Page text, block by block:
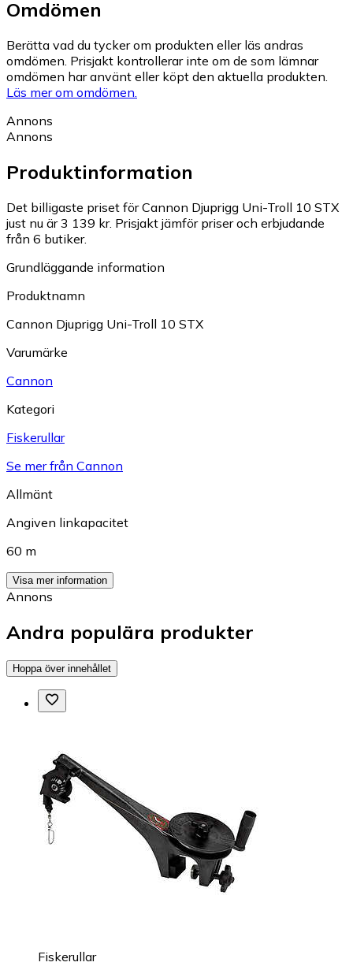
Omdömen
Berätta vad du tycker om produkten eller läs andras
omdömen. Prisjakt kontrollerar inte om de som lämnar
omdömen har använt eller köpt den aktuella produkten.
Läs mer om omdömen.
Annons
Annons
Produktinformation
Det billigaste priset för Cannon Djuprigg Uni-Troll 10 STX
just nu är 3 139 kr. Prisjakt jämför priser och erbjudande
från 6 butiker.
Grundläggande information
Produktnamn
Cannon Djuprigg Uni-Troll 10 STX
Varumärke
Cannon
Kategori
Fiskerullar
Se mer från Cannon
Allmänt
Angiven linkapacitet
60 m
Visa mer information
Annons
Andra populära produkter
Hoppa över innehållet
Fiskerullar